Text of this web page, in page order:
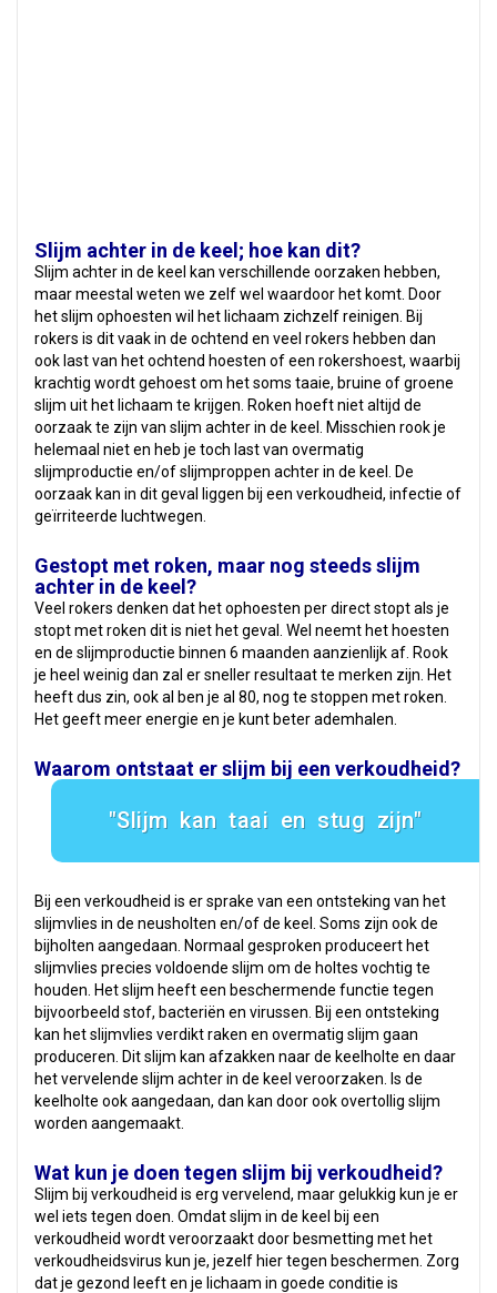
Slijm achter in de keel; hoe kan dit?
Slijm achter in de keel kan verschillende oorzaken hebben,
maar meestal weten we zelf wel waardoor het komt. Door
het slijm ophoesten wil het lichaam zichzelf reinigen. Bij
rokers is dit vaak in de ochtend en veel rokers hebben dan
ook last van het ochtend hoesten of een rokershoest, waarbij
krachtig wordt gehoest om het soms taaie, bruine of groene
slijm uit het lichaam te krijgen. Roken hoeft niet altijd de
oorzaak te zijn van slijm achter in de keel. Misschien rook je
helemaal niet en heb je toch last van overmatig
slijmproductie en/of slijmproppen achter in de keel. De
oorzaak kan in dit geval liggen bij een verkoudheid, infectie of
geïrriteerde luchtwegen.
Gestopt met roken, maar nog steeds slijm
achter in de keel?
Veel rokers denken dat het ophoesten per direct stopt als je
stopt met roken dit is niet het geval. Wel neemt het hoesten
en de slijmproductie binnen 6 maanden aanzienlijk af. Rook
je heel weinig dan zal er sneller resultaat te merken zijn. Het
heeft dus zin, ook al ben je al 80, nog te stoppen met roken.
Het geeft meer energie en je kunt beter ademhalen.
Waarom ontstaat er slijm bij een verkoudheid?
Slijm kan taai en stug zijn
Bij een verkoudheid is er sprake van een ontsteking van het
slijmvlies in de neusholten en/of de keel. Soms zijn ook de
bijholten aangedaan. Normaal gesproken produceert het
slijmvlies precies voldoende slijm om de holtes vochtig te
houden. Het slijm heeft een beschermende functie tegen
bijvoorbeeld stof, bacteriën en virussen. Bij een ontsteking
kan het slijmvlies verdikt raken en overmatig slijm gaan
produceren. Dit slijm kan afzakken naar de keelholte en daar
het vervelende slijm achter in de keel veroorzaken. Is de
keelholte ook aangedaan, dan kan door ook overtollig slijm
worden aangemaakt.
Wat kun je doen tegen slijm bij verkoudheid?
Slijm bij verkoudheid is erg vervelend, maar gelukkig kun je er
wel iets tegen doen. Omdat slijm in de keel bij een
verkoudheid wordt veroorzaakt door besmetting met het
verkoudheidsvirus kun je, jezelf hier tegen beschermen. Zorg
dat je gezond leeft en je lichaam in goede conditie is